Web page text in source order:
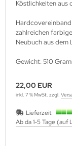
Köstlichkeiten aus
zahlreichen
Neubuch aus
Gewicht: 510
22,00 EUR
inkl. 7 % MwSt. zzgl.
Lieferzeit:
Ab da 1-5 Tage (auf